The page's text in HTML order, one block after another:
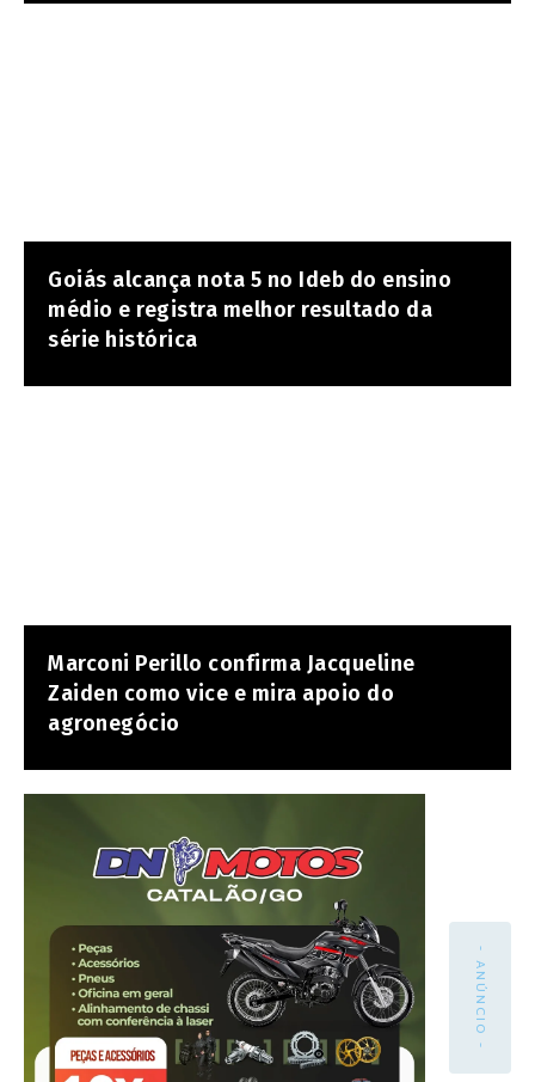
Goiás alcança nota 5 no Ideb do ensino
médio e registra melhor resultado da
série histórica
Marconi Perillo confirma Jacqueline
Zaiden como vice e mira apoio do
agronegócio
- ANÚNCIO -